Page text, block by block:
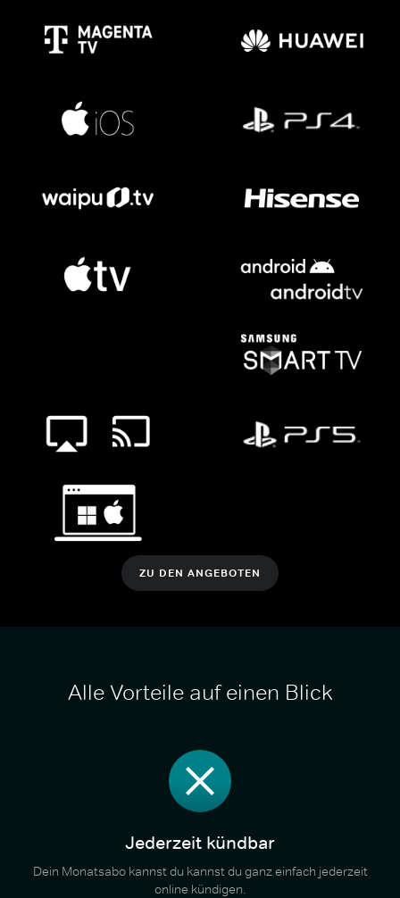
ZU DEN ANGEBOTEN
Alle Vorteile auf einen Blick
Jederzeit kündbar
Dein Monatsabo kannst du kannst du ganz einfach jederzeit
online kündigen.